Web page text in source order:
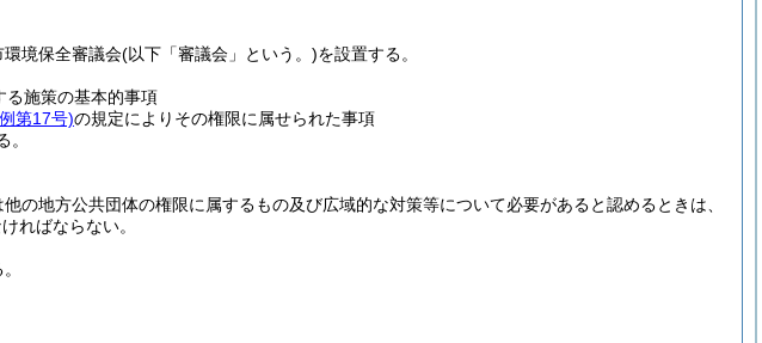
境保全審議会(以下「審議会」という。)を設置する。
る施策の基本的事項
第17号)の規定によりその権限に属せられた事項
の地方公共団体の権限に属するもの及び広域的な対策等について必要があると認めるときは、
ればならない。